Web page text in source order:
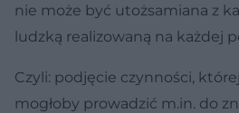
nie może być utożsamiana z
ludzką realizowaną na każdej
Czyli: podjęcie czynności,
mogłoby prowadzić m.in. do